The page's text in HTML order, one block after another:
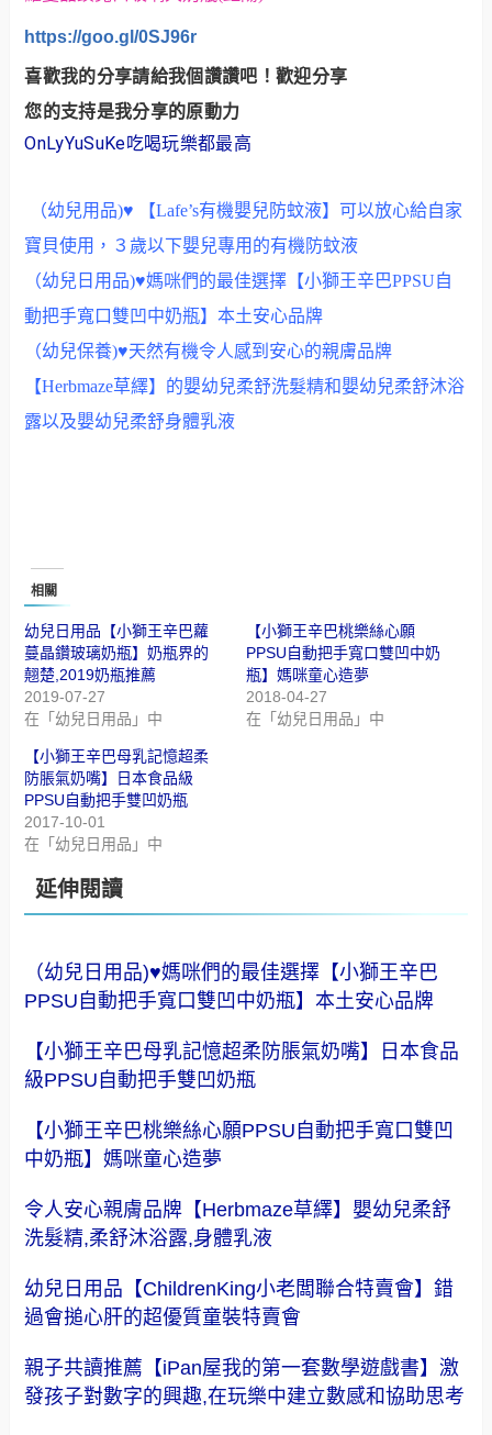
https://goo.gl/0SJ96r
喜歡我的分享請給我個讚讚吧！歡迎分享
您的支持是我分享的原動力
OnLyYuSuKe吃喝玩樂都最高
（幼兒用品)♥ 【Lafe’s有機嬰兒防蚊液】可以放心給自家
寶貝使用，３歲以下嬰兒專用的有機防蚊液
（幼兒日用品)♥媽咪們的最佳選擇【小獅王辛巴PPSU自
動把手寬口雙凹中奶瓶】本土安心品牌
（幼兒保養)♥天然有機令人感到安心的親膚品牌
【Herbmaze草繹】的嬰幼兒柔舒洗髮精和嬰幼兒柔舒沐浴
露以及嬰幼兒柔舒身體乳液
相關
幼兒日用品【小獅王辛巴蘿
蔓晶鑽玻璃奶瓶】奶瓶界的
翹楚,2019奶瓶推薦
2019-07-27
在「幼兒日用品」中
【小獅王辛巴桃樂絲心願
PPSU自動把手寬口雙凹中奶
瓶】媽咪童心造夢
2018-04-27
在「幼兒日用品」中
【小獅王辛巴母乳記憶超柔
防脹氣奶嘴】日本食品級
PPSU自動把手雙凹奶瓶
2017-10-01
在「幼兒日用品」中
延伸閱讀
（幼兒日用品)♥媽咪們的最佳選擇【小獅王辛巴
PPSU自動把手寬口雙凹中奶瓶】本土安心品牌
【小獅王辛巴母乳記憶超柔防脹氣奶嘴】日本食品
級PPSU自動把手雙凹奶瓶
【小獅王辛巴桃樂絲心願PPSU自動把手寬口雙凹
中奶瓶】媽咪童心造夢
令人安心親膚品牌【Herbmaze草繹】嬰幼兒柔舒
洗髮精,柔舒沐浴露,身體乳液
幼兒日用品【ChildrenKing小老闆聯合特賣會】錯
過會搥心肝的超優質童裝特賣會
親子共讀推薦【iPan屋我的第一套數學遊戲書】激
發孩子對數字的興趣,在玩樂中建立數感和協助思考